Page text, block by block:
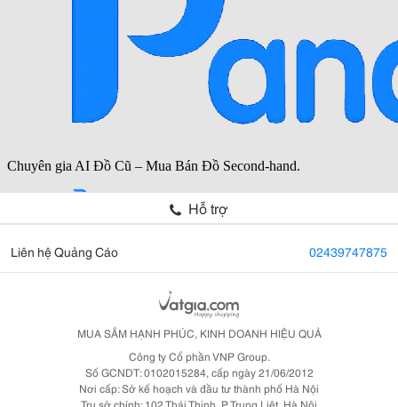
Hỗ trợ
Liên hệ Quảng Cáo 02439747875
MUA SẮM HẠNH PHÚC, KINH DOANH HIỆU QUẢ
Công ty Cổ phần VNP Group.
Số GCNDT: 0102015284, cấp ngày 21/06/2012
Nơi cấp: Sở kế hoạch và đầu tư thành phố Hà Nội
Trụ sở chính: 102 Thái Thịnh, P. Trung Liệt, Hà Nội